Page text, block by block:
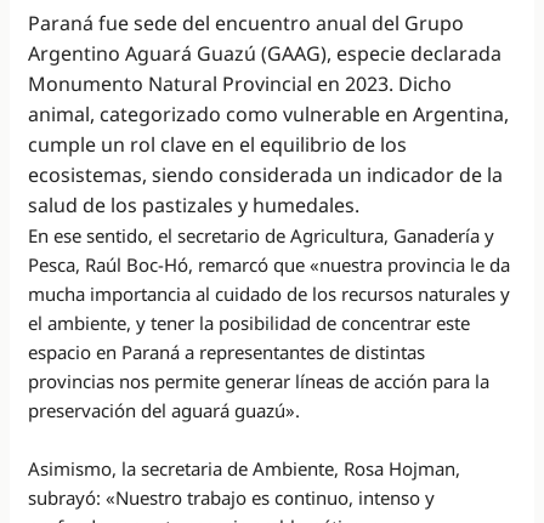
Paraná fue sede del encuentro anual del Grupo
Argentino Aguará Guazú (GAAG), especie declarada
Monumento Natural Provincial en 2023. Dicho
animal, categorizado como vulnerable en Argentina,
cumple un rol clave en el equilibrio de los
ecosistemas, siendo considerada un indicador de la
salud de los pastizales y humedales.
En ese sentido, el secretario de Agricultura, Ganadería y
Pesca, Raúl Boc-Hó, remarcó que «nuestra provincia le da
mucha importancia al cuidado de los recursos naturales y
el ambiente, y tener la posibilidad de concentrar este
espacio en Paraná a representantes de distintas
provincias nos permite generar líneas de acción para la
preservación del aguará guazú».
Asimismo, la secretaria de Ambiente, Rosa Hojman,
subrayó: «Nuestro trabajo es continuo, intenso y